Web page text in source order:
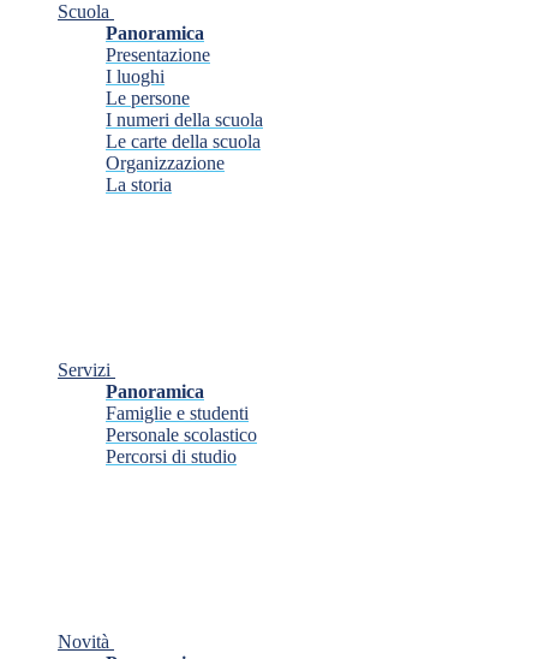
Scuola
Panoramica
Presentazione
I luoghi
Le persone
I numeri della scuola
Le carte della scuola
Organizzazione
La storia
Servizi
Panoramica
Famiglie e studenti
Personale scolastico
Percorsi di studio
Novità